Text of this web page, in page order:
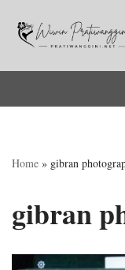
Lompat
Home » gibran
gibran